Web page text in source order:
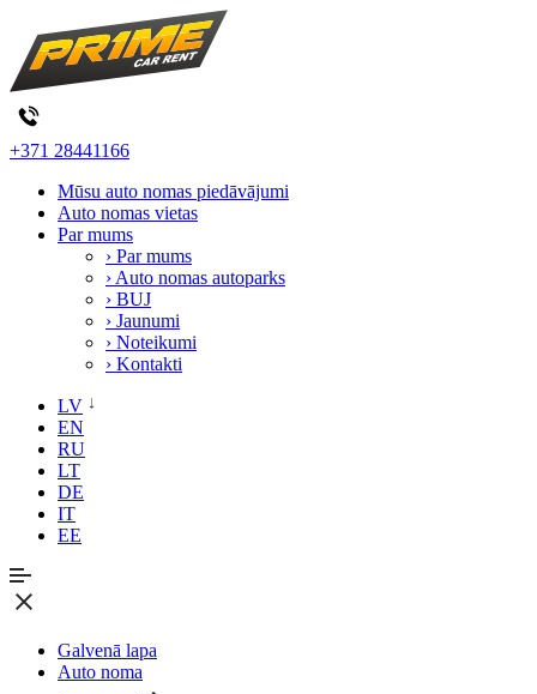
+371 28441166
Mūsu auto nomas piedāvājumi
Auto nomas vietas
Par mums
› Par mums
› Auto nomas autoparks
› BUJ
› Jaunumi
› Noteikumi
› Kontakti
LV
EN
RU
LT
DE
IT
EE
Galvenā lapa
Auto noma